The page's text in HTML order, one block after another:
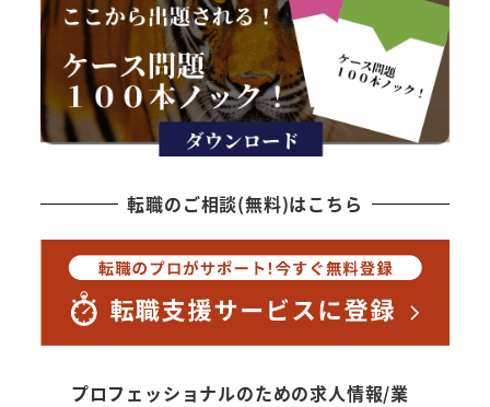
転職のご相談(無料)はこちら
プロフェッショナルのための求人情報/業